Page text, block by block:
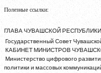
Полезные ссылки:
ГЛАВА ЧУВАШСКОЙ РЕСПУБЛИКИ
Государственный Совет
КАБИНЕТ МИНИСТРОВ
Министерство цифрового
политики и массовых